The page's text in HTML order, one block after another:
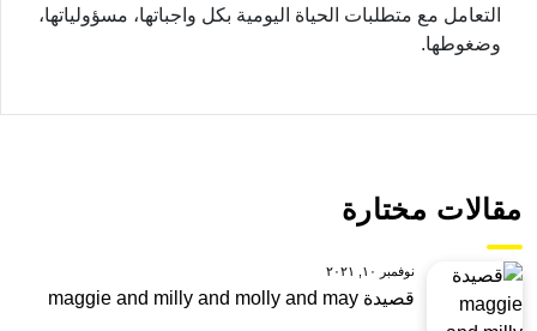
التعامل مع متطلبات الحياة اليومية بكل واجباتها، مسؤولياتها،
وضغوطها.
مقالات مختارة
نوفمبر ١٠, ٢٠٢١
قصيدة maggie and milly and molly and may